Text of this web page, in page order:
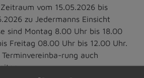
vom 15.05.2026 bis
zu Jedermanns Einsicht
sind Montag 8.00 Uhr bis 18.00
Freitag 08.00 Uhr bis 12.00 Uhr.
rung auch
Zeiten.